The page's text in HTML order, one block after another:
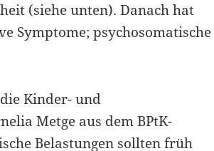
(siehe unten). Danach hat
Symptome; psychosomatische
Kinder- und
Metge aus dem BPtK-
Belastungen sollten früh